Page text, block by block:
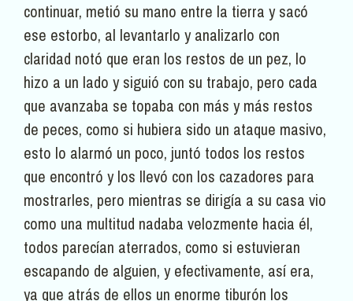
continuar, metió su mano entre la tierra y sacó
ese estorbo, al levantarlo y analizarlo con
claridad notó que eran los restos de un pez, lo
hizo a un lado y siguió con su trabajo, pero cada
que avanzaba se topaba con más y más restos
de peces, como si hubiera sido un ataque masivo,
esto lo alarmó un poco, juntó todos los restos
que encontró y los llevó con los cazadores para
mostrarles, pero mientras se dirigía a su casa vio
como una multitud nadaba velozmente hacia él,
todos parecían aterrados, como si estuvieran
escapando de alguien, y efectivamente, así era,
ya que atrás de ellos un enorme tiburón los